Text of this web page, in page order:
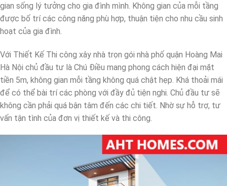
gian sống lý tưởng cho gia đình mình. Không gian của mỗi tầng
được bố trí các công năng phù hợp, thuận tiện cho nhu cầu sinh
hoạt của gia đình.
Với Thiết Kế Thi công xây nhà trọn gói nhà phố quận Hoàng Mai
Hà Nội chủ đầu tư là Chú Điều mang phong cách hiện đại mặt
tiền 5m, không gian mỗi tầng không quá chật hẹp. Khá thoải mái
để có thể bài trí các phòng với đầy đủ tiện nghi. Chủ đầu tư sẽ
không cần phải quá bận tâm đến các chi tiết. Nhờ sự hỗ trợ, tư
vấn tận tình của đơn vị thiết kế và thi công.